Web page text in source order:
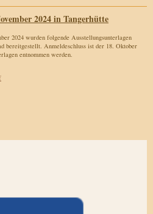
2024 in Tangerhütte
2024 wurden folgende Ausstellungsunterlagen
bereitgestellt. Anmeldeschluss ist der 18. Oktober
entnommen werden.